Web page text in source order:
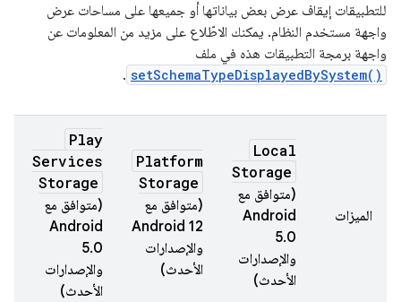
للتطبيقات إيقاف عرض بعض بياناتها أو جميعها على مساحات عرض
واجهة مستخدم النظام. يمكنك الاطّلاع على مزيد من المعلومات عن
واجهة برمجة التطبيقات هذه في ملف
setSchemaTypeDisplayedBySystem()
.
الميزات
Local
Storage
(متوافق مع
Android
5.0
والإصدارات
الأحدث)
Platform
Storage
(متوافق مع
Android 12
والإصدارات
الأحدث)
Play
Services
Storage
(متوافق مع
Android
5.0
والإصدارات
الأحدث)